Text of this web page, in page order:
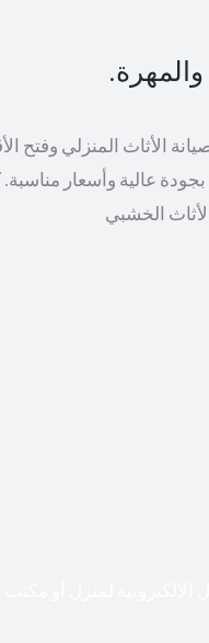
الأثاث المنزلي وفتح
عالية وأسعار